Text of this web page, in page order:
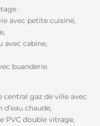
:
avec petite cuisine,
avec cabine,
buanderie.
central gaz de ville avec
chaude,
PVC double vitrage,